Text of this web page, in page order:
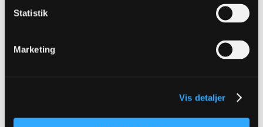
Statistik
Marketing
Vis detaljer
Likes 1